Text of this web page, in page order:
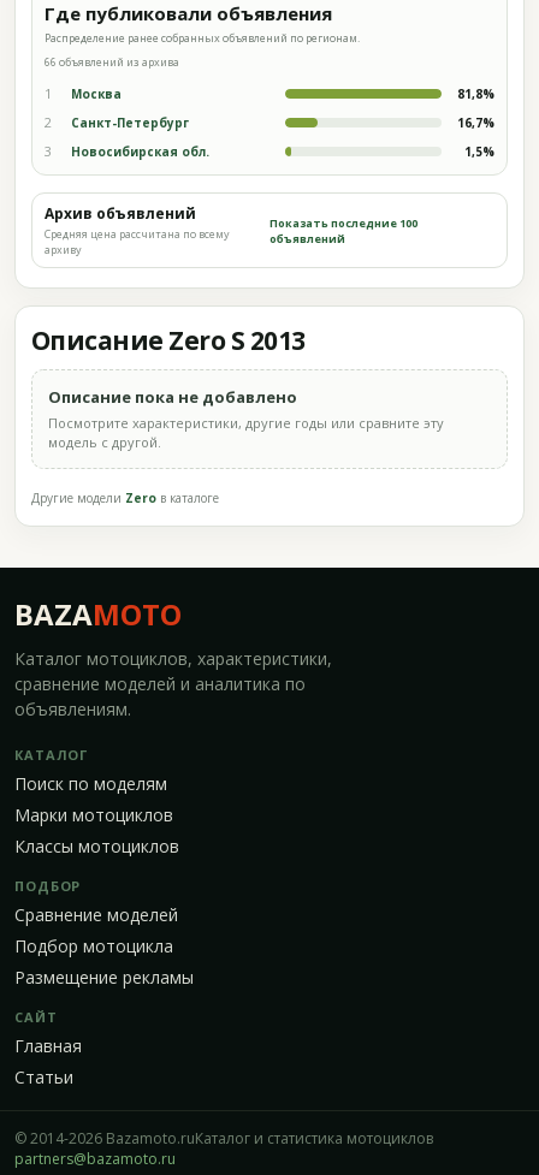
Где публиковали объявления
Распределение ранее собранных объявлений по регионам.
66 объявлений из архива
1 Москва 81,8%
2 Санкт-Петербург 16,7%
3 Новосибирская обл. 1,5%
Архив объявлений
Средняя цена рассчитана по всему
архиву
Показать последние 100
объявлений
Описание Zero S 2013
Описание пока не добавлено
Посмотрите характеристики, другие годы или сравните эту
модель с другой.
Другие модели Zero в каталоге
BAZAMOTO
Каталог мотоциклов, характеристики,
сравнение моделей и аналитика по
объявлениям.
КАТАЛОГ
Поиск по моделям
Марки мотоциклов
Классы мотоциклов
ПОДБОР
Сравнение моделей
Подбор мотоцикла
Размещение рекламы
САЙТ
Главная
Статьи
© 2014-2026 Bazamoto.ruКаталог и статистика мотоциклов
partners@bazamoto.ru